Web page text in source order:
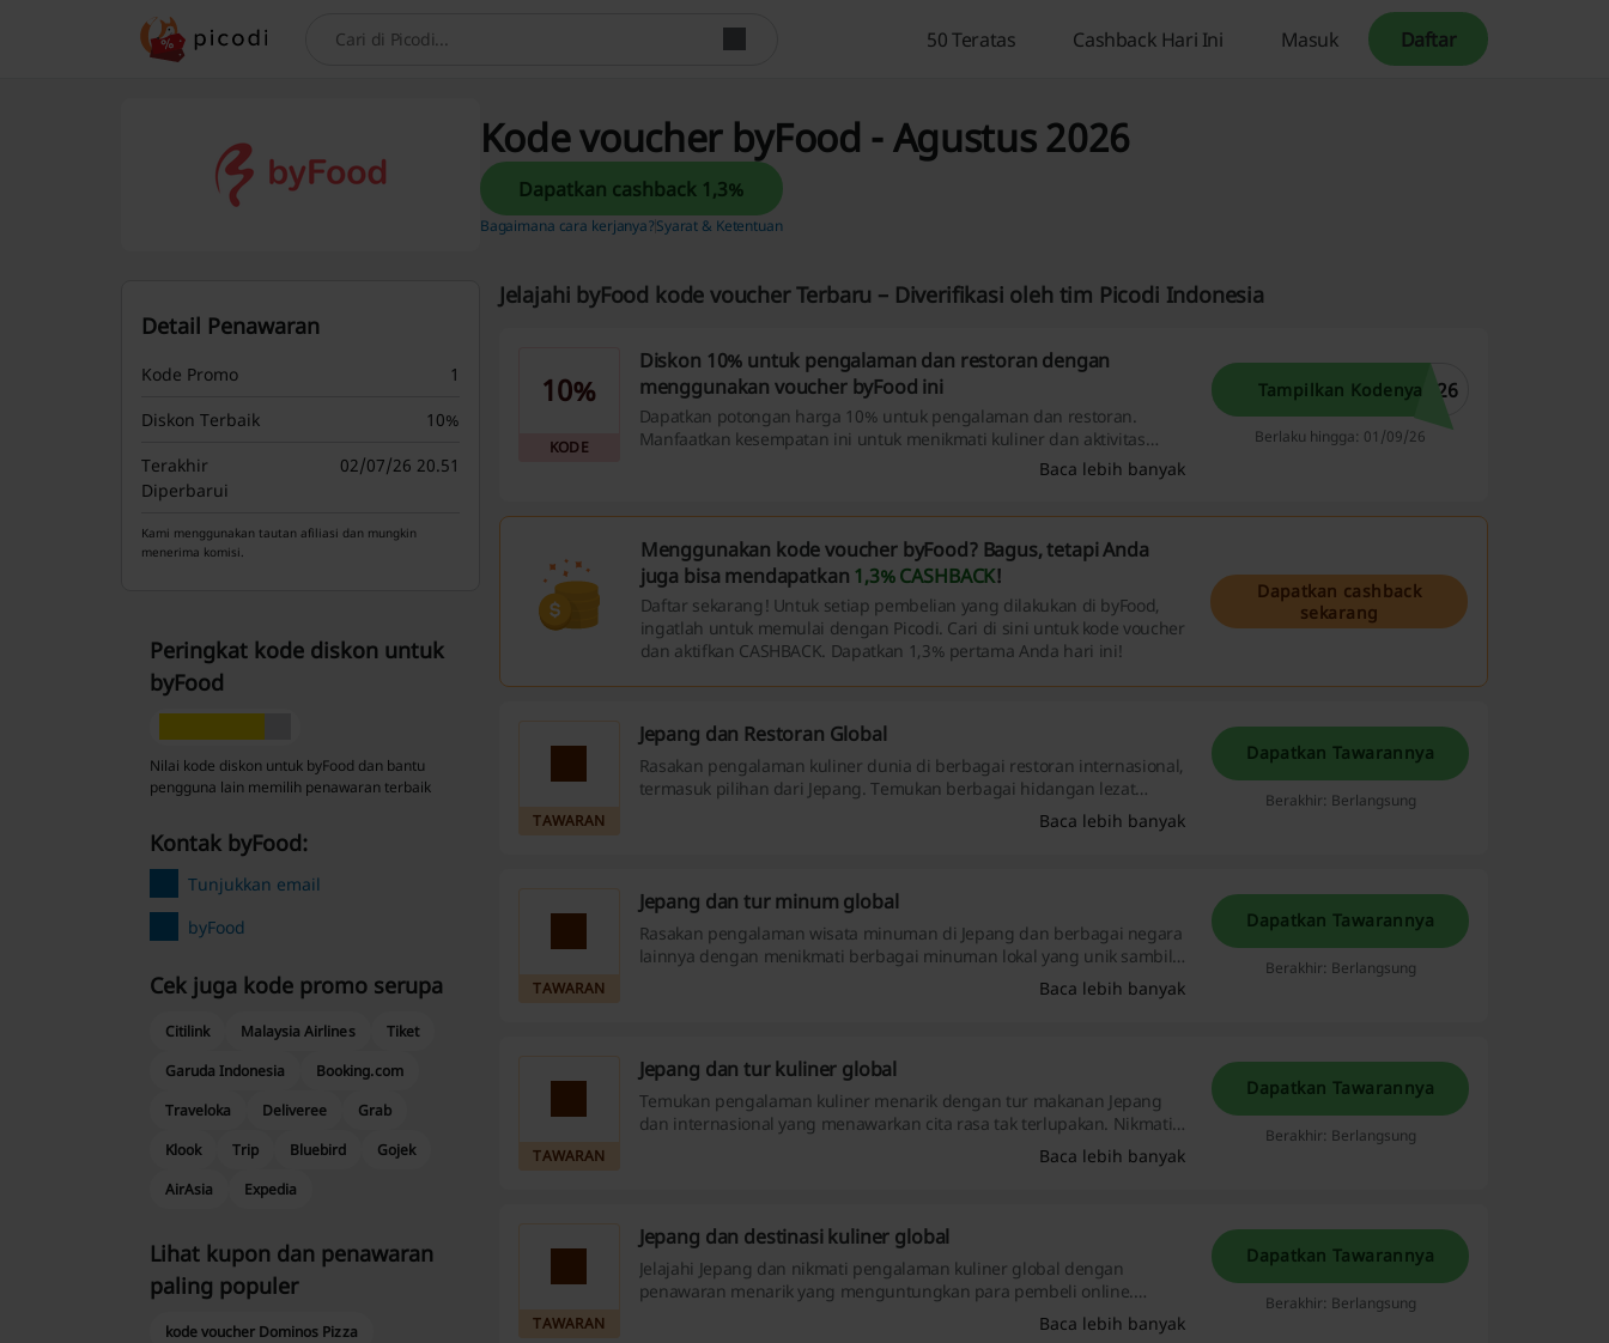
Cari 50 Teratas Cashback Hari Ini Masuk Daftar
Kode voucher byFood - Agustus 2026
Dapatkan cashback 1,3%
Bagaimana cara kerjanya?Syarat & Ketentuan
Jelajahi byFood kode voucher Terbaru – Diverifikasi oleh tim Picodi Indonesia
10%
KODE
Diskon 10% untuk pengalaman dan restoran dengan
menggunakan voucher byFood ini
Dapatkan potongan harga 10% untuk pengalaman dan restoran.
Manfaatkan kesempatan ini untuk menikmati kuliner dan aktivitas
Baca lebih banyak
Tampilkan Kodenya 026
Berlaku hingga: 01/09/26
Menggunakan kode voucher byFood? Bagus, tetapi Anda
juga bisa mendapatkan 1,3% CASHBACK!
Daftar sekarang! Untuk setiap pembelian yang dilakukan di byFood,
ingatlah untuk memulai dengan Picodi. Cari di sini untuk kode voucher
dan aktifkan CASHBACK. Dapatkan 1,3% pertama Anda hari ini!
Dapatkan cashback
sekarang
TAWARAN
Jepang dan Restoran Global
Rasakan pengalaman kuliner dunia di berbagai restoran internasional,
termasuk pilihan dari Jepang. Temukan berbagai hidangan lezat
Baca lebih banyak
Dapatkan Tawarannya
Berakhir: Berlangsung
TAWARAN
Jepang dan tur minum global
Rasakan pengalaman wisata minuman di Jepang dan berbagai negara
lainnya dengan menikmati berbagai minuman lokal yang unik sambil
menjelajahi budaya yang berwarna-warni. Temukan berbagai pilihan
Baca lebih banyak
Dapatkan Tawarannya
Berakhir: Berlangsung
TAWARAN
Jepang dan tur kuliner global
Temukan pengalaman kuliner menarik dengan tur makanan Jepang
dan internasional yang menawarkan cita rasa tak terlupakan. Nikmati
ragam kreasi unik yang akan memanjakan lidah Anda.Baca lebih banyak
Dapatkan Tawarannya
Berakhir: Berlangsung
TAWARAN
Jepang dan destinasi kuliner global
Jelajahi Jepang dan nikmati pengalaman kuliner global dengan
penawaran menarik yang menguntungkan para pembeli online.
Temukan beragam akomodasi yang menawarkan diskon untuk liburan
Baca lebih banyak
Dapatkan Tawarannya
Berakhir: Berlangsung
Detail Penawaran
Kode Promo
1
Diskon Terbaik
10%
Terakhir
Diperbarui
02/07/26 20.51
Kami menggunakan tautan afiliasi dan mungkin
menerima komisi.
Peringkat kode diskon untuk
byFood
Nilai kode diskon untuk byFood dan bantu
pengguna lain memilih penawaran terbaik
Kontak byFood:
Tunjukkan email
byFood
Cek juga kode promo serupa
Citilink Malaysia Airlines
Tiket
Garuda Indonesia
Booking.com
Traveloka
Deliveree
Grab
Klook
Trip Bluebird
Gojek
AirAsia
Expedia
Lihat kupon dan penawaran
paling populer
kode voucher Dominos Pizza